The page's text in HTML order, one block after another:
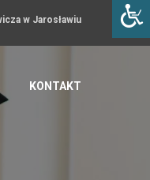
w Jarosławiu
KONTAKT